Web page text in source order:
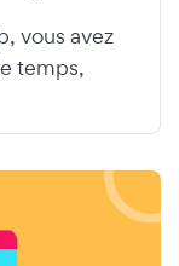
vous avez
temps,